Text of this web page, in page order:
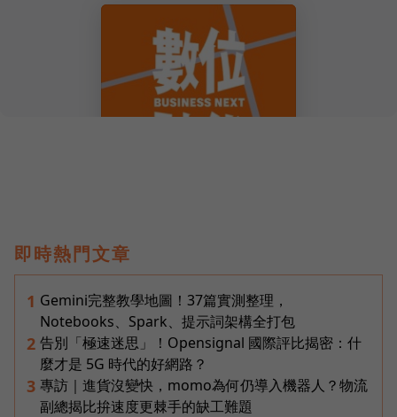
即時熱門文章
1 Gemini完整教學地圖！37篇實測整理，
Notebooks、Spark、提示詞架構全打包
2 告別「極速迷思」！Opensignal 國際評比揭密：什
麼才是 5G 時代的好網路？
3 專訪｜進貨沒變快，momo為何仍導入機器人？物流
副總揭比拚速度更棘手的缺工難題